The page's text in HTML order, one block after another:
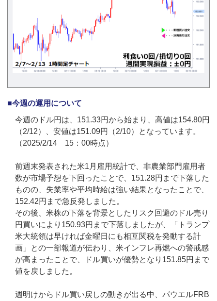
■今週の運用について
今週のドル円は、151.33円から始まり、高値は154.80円
（2/12）、安値は151.09円（2/10）となっています。
（2025/2/14 15：00時点）
前週末発表された米1月雇用統計で、非農業部門雇用者
数が市場予想を下回ったことで、151.28円まで下落した
ものの、失業率や平均時給は強い結果となったことで、
152.42円まで急反発しました。
その後、米株の下落を背景としたリスク回避のドル売り
円買いにより150.93円まで下落しましたが、「トランプ
米大統領は早ければ金曜日にも相互関税を発動する計
画」との一部報道が伝わり、米インフレ再燃への警戒感
が高まったことで、ドル買いが優勢となり151.85円まで
値を戻しました。
週明けからドル買い戻しの動きが出る中、パウエルFRB